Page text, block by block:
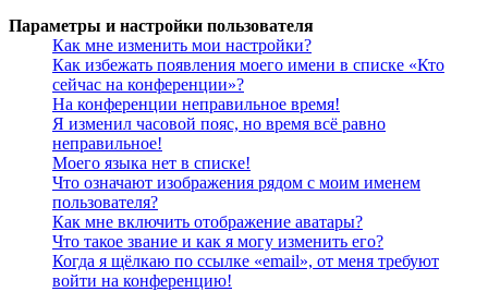
Параметры и настройки пользователя
Как мне изменить мои настройки?
Как избежать появления моего имени в списке «Кто
сейчас на конференции»?
На конференции неправильное время!
Я изменил часовой пояс, но время всё равно
неправильное!
Моего языка нет в списке!
Что означают изображения рядом с моим именем
пользователя?
Как мне включить отображение аватары?
Что такое звание и как я могу изменить его?
Когда я щёлкаю по ссылке «email», от меня требуют
войти на конференцию!